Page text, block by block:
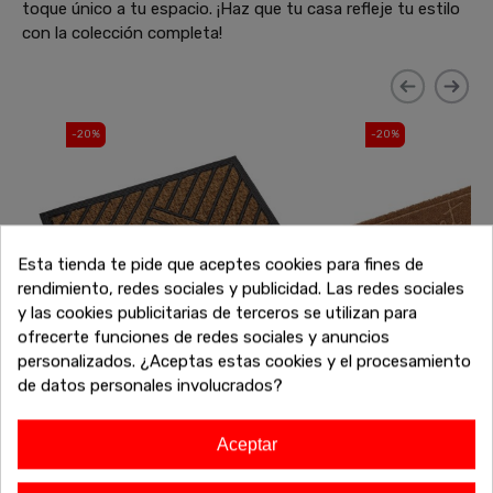
toque único a tu espacio. ¡Haz que tu casa refleje tu estilo
con la colección completa!
6€7,50 €
-20%
10€12,50 €
-20%
Esta tienda te pide que aceptes cookies para fines de
rendimiento, redes sociales y publicidad. Las redes sociales
y las cookies publicitarias de terceros se utilizan para
ofrecerte funciones de redes sociales y anuncios
personalizados. ¿Aceptas estas cookies y el procesamiento
de datos personales involucrados?
Aceptar